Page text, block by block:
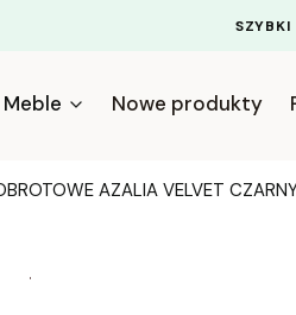
SZYBKI
Meble Nowe produkty
AZALIA VELVET
DODATKOWE 5% RABATU